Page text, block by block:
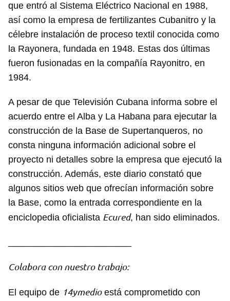
que entró al Sistema Eléctrico Nacional en 1988,
así como la empresa de fertilizantes Cubanitro y la
célebre instalación de proceso textil conocida como
la Rayonera, fundada en 1948. Estas dos últimas
fueron fusionadas en la compañía Rayonitro, en
1984.
A pesar de que Televisión Cubana informa sobre el
acuerdo entre el Alba y La Habana para ejecutar la
construcción de la Base de Supertanqueros, no
consta ninguna información adicional sobre el
proyecto ni detalles sobre la empresa que ejecutó la
construcción. Además, este diario constató que
algunos sitios web que ofrecían información sobre
la Base, como la entrada correspondiente en la
enciclopedia oficialista Ecured, han sido eliminados.
Colabora con nuestro trabajo:
El equipo de 14ymedioestá comprometido con